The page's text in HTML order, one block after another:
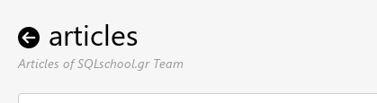
articles
Articles of SQLschool.gr Team